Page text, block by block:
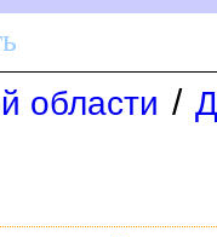
области /